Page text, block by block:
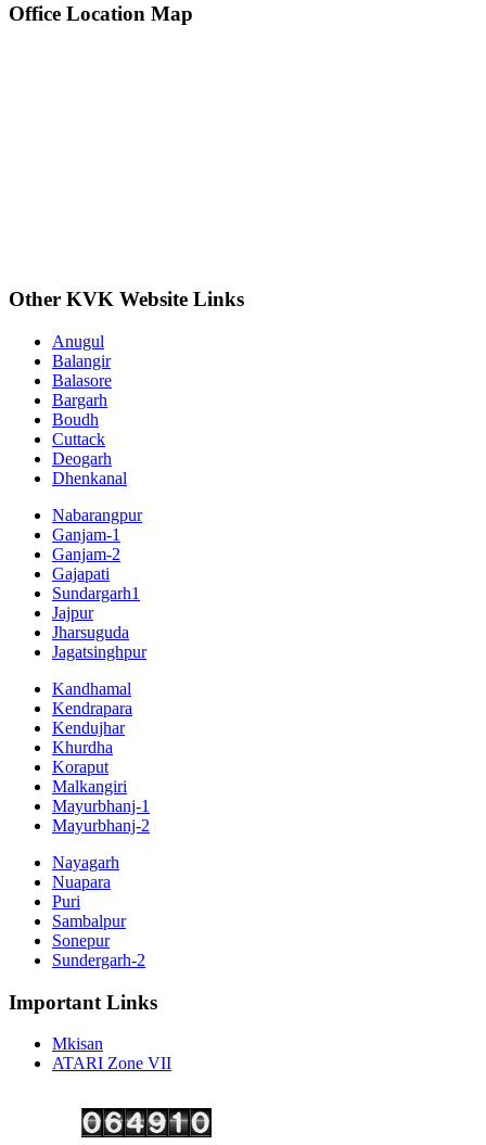
Office Location Map
Other KVK Website Links
Anugul
Balangir
Balasore
Bargarh
Boudh
Cuttack
Deogarh
Dhenkanal
Nabarangpur
Ganjam-1
Ganjam-2
Gajapati
Sundargarh1
Jajpur
Jharsuguda
Jagatsinghpur
Kandhamal
Kendrapara
Kendujhar
Khurdha
Koraput
Malkangiri
Mayurbhanj-1
Mayurbhanj-2
Nayagarh
Nuapara
Puri
Sambalpur
Sonepur
Sundergarh-2
Important Links
Mkisan
ATARI Zone VII